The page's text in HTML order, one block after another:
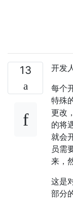
13 开发
每个
特殊
更改
的将
就会
员需
来，
这是
部分